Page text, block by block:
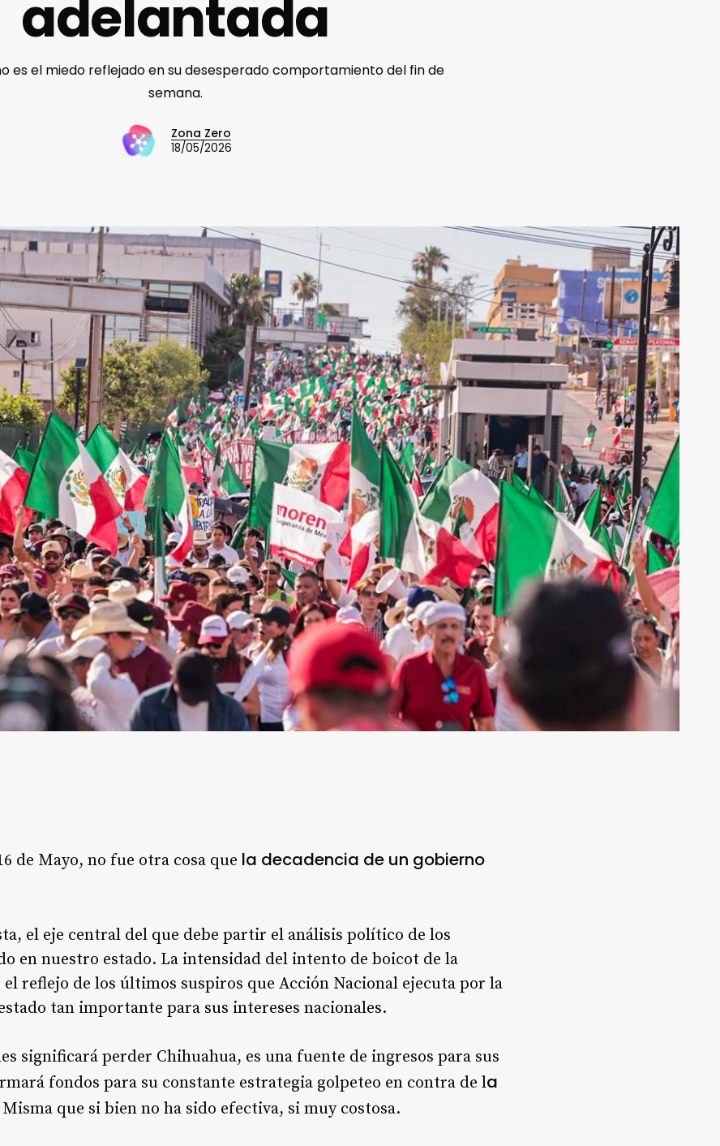
adelantada
es el miedo reflejado en su desesperado comportamiento del fin de
semana.
Zona Zero
18/05/2026
de Mayo, no fue otra cosa que la decadencia de un gobierno
el eje central del que debe partir el análisis político de los
en nuestro estado. La intensidad del intento de boicot de la
reflejo de los últimos suspiros que Acción Nacional ejecuta por la
tan importante para sus intereses nacionales.
significará perder Chihuahua, es una fuente de ingresos para sus
fondos para su constante estrategia golpeteo en contra de la
Misma que si bien no ha sido efectiva, si muy costosa.